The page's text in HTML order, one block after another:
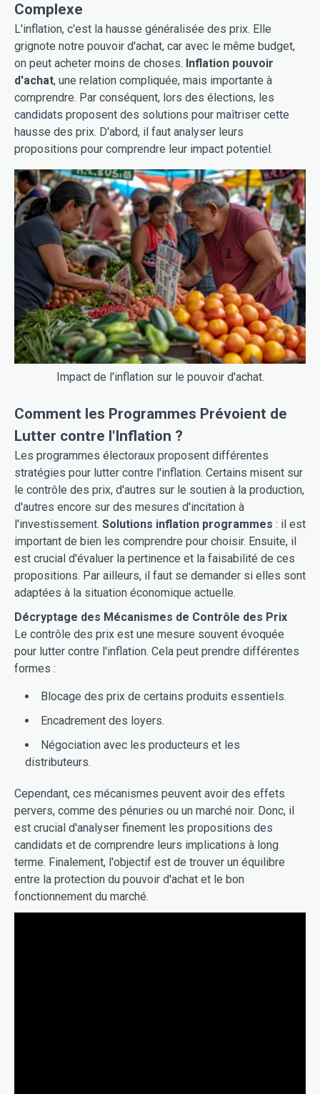
Complexe
L'inflation, c'est la hausse généralisée des prix. Elle
grignote notre pouvoir d'achat, car avec le même budget,
on peut acheter moins de choses. Inflation pouvoir
d'achat, une relation compliquée, mais importante à
comprendre. Par conséquent, lors des élections, les
candidats proposent des solutions pour maîtriser cette
hausse des prix. D'abord, il faut analyser leurs
propositions pour comprendre leur impact potentiel.
Impact de l'inflation sur le pouvoir d'achat.
Comment les Programmes Prévoient de
Lutter contre l'Inflation ?
Les programmes électoraux proposent différentes
stratégies pour lutter contre l'inflation. Certains misent sur
le contrôle des prix, d'autres sur le soutien à la production,
d'autres encore sur des mesures d'incitation à
l'investissement. Solutions inflation programmes : il est
important de bien les comprendre pour choisir. Ensuite, il
est crucial d'évaluer la pertinence et la faisabilité de ces
propositions. Par ailleurs, il faut se demander si elles sont
adaptées à la situation économique actuelle.
Décryptage des Mécanismes de Contrôle des Prix
Le contrôle des prix est une mesure souvent évoquée
pour lutter contre l'inflation. Cela peut prendre différentes
formes :
Blocage des prix de certains produits essentiels.
Encadrement des loyers.
Négociation avec les producteurs et les
distributeurs.
Cependant, ces mécanismes peuvent avoir des effets
pervers, comme des pénuries ou un marché noir. Donc, il
est crucial d'analyser finement les propositions des
candidats et de comprendre leurs implications à long
terme. Finalement, l'objectif est de trouver un équilibre
entre la protection du pouvoir d'achat et le bon
fonctionnement du marché.